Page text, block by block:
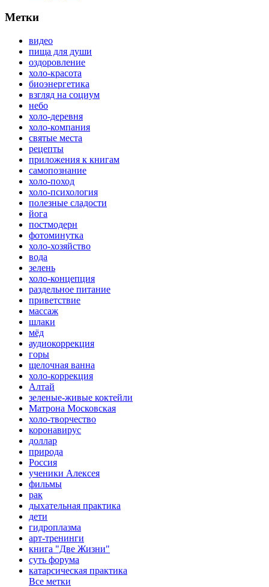
Метки
видео
пища для души
оздоровление
холо-красота
биоэнергетика
взгляд на социум
небо
холо-деревня
холо-компания
святые места
рецепты
приложения к книгам
самопознание
холо-поход
холо-психология
полезные сладости
йога
постмодерн
фотоминутка
холо-хозяйство
вода
зелень
холо-концепция
раздельное питание
приветствие
массаж
шлаки
мёд
аудиокоррекция
горы
щелочная ванна
холо-коррекция
Алтай
зеленые-живые коктейли
Матрона Московская
холо-творчество
коронавирус
доллар
природа
Россия
ученики Алексея
фильмы
рак
дыхательная практика
дети
гидроплазма
арт-тренинги
книга "Две Жизни"
суть форума
катарсическая практика
Все метки